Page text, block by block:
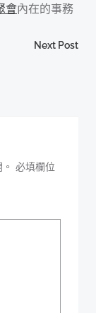
會內在的事務
Next Post
必填欄位